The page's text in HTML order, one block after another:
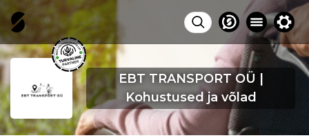
EBT TRANSPORT OÜ |
Kohustused ja võlad